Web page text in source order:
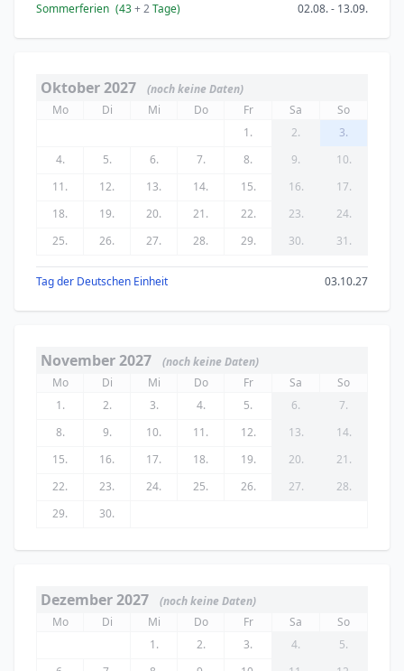
Sommerferien (43+ 2Tage) 02.08. - 13.09.
Oktober 2027
(noch keine Daten)
Mo
Di Mi Do Fr Sa
So
1.
2.
3.
4.
5. 6. 7. 8. 9.
10.
11.
12. 13. 14. 15. 16.
17.
18.
19. 20. 21. 22. 23.
24.
25.
26. 27. 28. 29. 30. 31.
Tag der Deutschen Einheit 03.10.27
November 2027
(noch keine Daten)
Mo
Di Mi Do Fr Sa
So
1.
2. 3. 4. 5. 6.
7.
8.
9. 10. 11. 12. 13.
14.
15.
16. 17. 18. 19. 20.
21.
22.
23. 24. 25. 26. 27.
28.
29.
30.
Dezember 2027
(noch keine Daten)
Mo
Di Mi Do Fr Sa
So
1.
2. 3. 4.
5.